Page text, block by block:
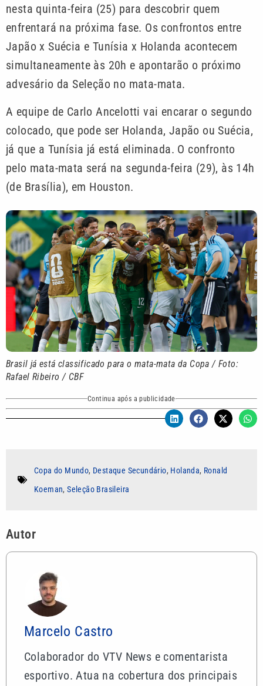
nesta quinta-feira (25) para descobrir quem
enfrentará na próxima fase. Os confrontos entre
Japão x Suécia e Tunísia x Holanda acontecem
simultaneamente às 20h e apontarão o próximo
advesário da Seleção no mata-mata.
A equipe de Carlo Ancelotti vai encarar o segundo
colocado, que pode ser Holanda, Japão ou Suécia,
já que a Tunísia já está eliminada. O confronto
pelo mata-mata será na segunda-feira (29), às 14h
(de Brasília), em Houston.
Brasil já está classificado para o mata-mata da Copa / Foto:
Rafael Ribeiro / CBF
Continua após a publicidade
Copa do Mundo, Destaque Secundário, Holanda, Ronald
Koeman,Seleção Brasileira
Autor
Marcelo Castro
Colaborador do VTV News e comentarista
esportivo. Atua na cobertura dos principais